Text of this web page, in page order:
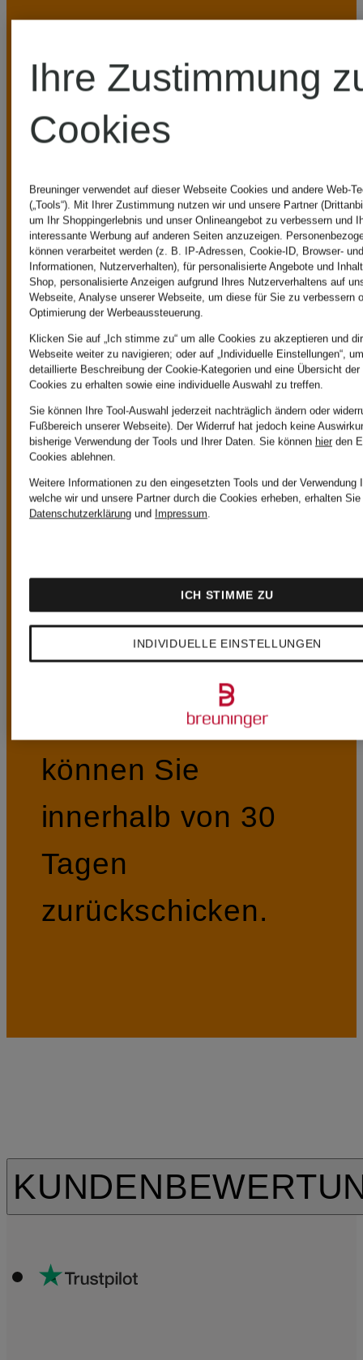
UNSERE
VORTEILE
Kostenloser Versand ab 149€
Ab einem
Bestellwert von
149€ ist der
Versand immer
30 Tage Rückgabe
Bestellungen
können Sie
innerhalb von 30
Tagen
zurückschicken.
Ihre Zustimmung
Cookies
Breuninger verwendet auf dieser Webseite Cookies und andere Web-
(„Tools“). Mit Ihrer Zustimmung nutzen wir und unsere Partner
um Ihr Shoppingerlebnis und unser Onlineangebot zu verbessern und
interessante Werbung auf anderen Seiten anzuzeigen.
können verarbeitet werden (z. B. IP-Adressen, Cookie-ID, Browser-
Informationen, Nutzerverhalten), für personalisierte Angebote und
Shop, personalisierte Anzeigen aufgrund Ihres Nutzerverhaltens auf
Webseite, Analyse unserer Webseite, um diese für Sie zu verbessern
Optimierung der Werbeaussteuerung.
Klicken Sie auf „Ich stimme zu“ um alle Cookies zu akzeptieren und
Webseite weiter zu navigieren; oder auf „Individuelle Einstellungen“,
detaillierte Beschreibung der Cookie-Kategorien und eine Übersicht
Cookies zu erhalten sowie eine individuelle Auswahl zu treffen.
Sie können Ihre Tool-Auswahl jederzeit nachträglich ändern oder
Fußbereich unserer Webseite). Der Widerruf hat jedoch keine
bisherige Verwendung der Tools und Ihrer Daten. Sie können hier den
Cookies ablehnen.
Weitere Informationen zu den eingesetzten Tools und der Verwendung
welche wir und unsere Partner durch die Cookies erheben, erhalten
Datenschutzerklärung und Impressum.
INDIVIDUELLE EINSTELLUNGEN
ICH STIMME ZU